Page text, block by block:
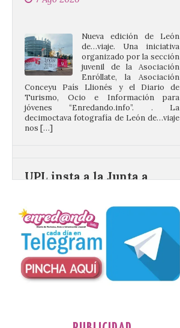
organizado por la sección
juvenil de la Asociación
Enróllate, la Asociación
Conceyu País Llionés y el Diario de
Turismo, Ocio e Información para
jóvenes “Enredando.info”. . La
decimoctava fotografía de León de…viaje
nos […]
castillo del Asmesnal, un
7 Ago 2026
Un Bien de Interés
Cultural abandonado
desde 1949. Los
procuradores leonesistas
inmediatas que frenen el deterioro y el